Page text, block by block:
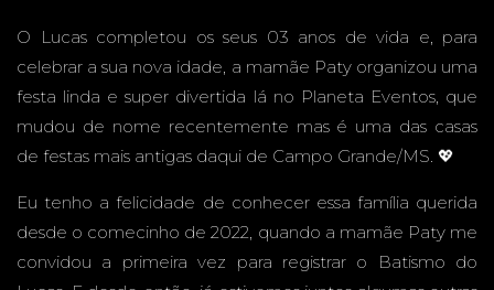
-
PLANE
O Lucas completou os seus 03 anos de vida e, para
celebrar a sua nova idade, a mamãe Paty organizou uma
festa linda e super divertida lá no Planeta Eventos, que
mudou de nome recentemente mas é uma das casas
de festas mais antigas daqui de Campo Grande/MS. 💖
Eu tenho a felicidade de conhecer essa família querida
desde o comecinho de 2022, quando a mamãe Paty me
convidou a primeira vez para registrar o Batismo do